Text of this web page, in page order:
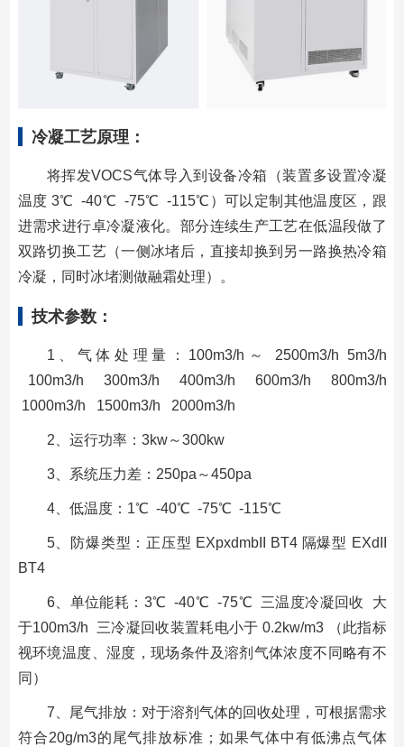
冷凝工艺原理：
将挥发VOCS气体导入到设备冷箱（装置多设置冷凝
温度 3℃ -40℃ -75℃ -115℃）可以定制其他温度区，跟
进需求进行卓冷凝液化。部分连续生产工艺在低温段做了
双路切换工艺（一侧冰堵后，直接却换到另一路换热冷箱
冷凝，同时冰堵测做融霜处理）。
技术参数：
1、气体处理量：100m3/h～ 2500m3/h 5m3/h
100m3/h 300m3/h 400m3/h 600m3/h 800m3/h
1000m3/h 1500m3/h 2000m3/h
2、运行功率：3kw～300kw
3、系统压力差：250pa～450pa
4、低温度：1℃ -40℃ -75℃ -115℃
5、防爆类型：正压型 EXpxdmbII BT4 隔爆型 EXdII
BT4
6、单位能耗：3℃ -40℃ -75℃ 三温度冷凝回收 大
于100m3/h 三冷凝回收装置耗电小于 0.2kw/m3 （此指标
视环境温度、湿度，现场条件及溶剂气体浓度不同略有不
同）
7、尾气排放：对于溶剂气体的回收处理，可根据需求
符合20g/m3的尾气排放标准；如果气体中有低沸点气体